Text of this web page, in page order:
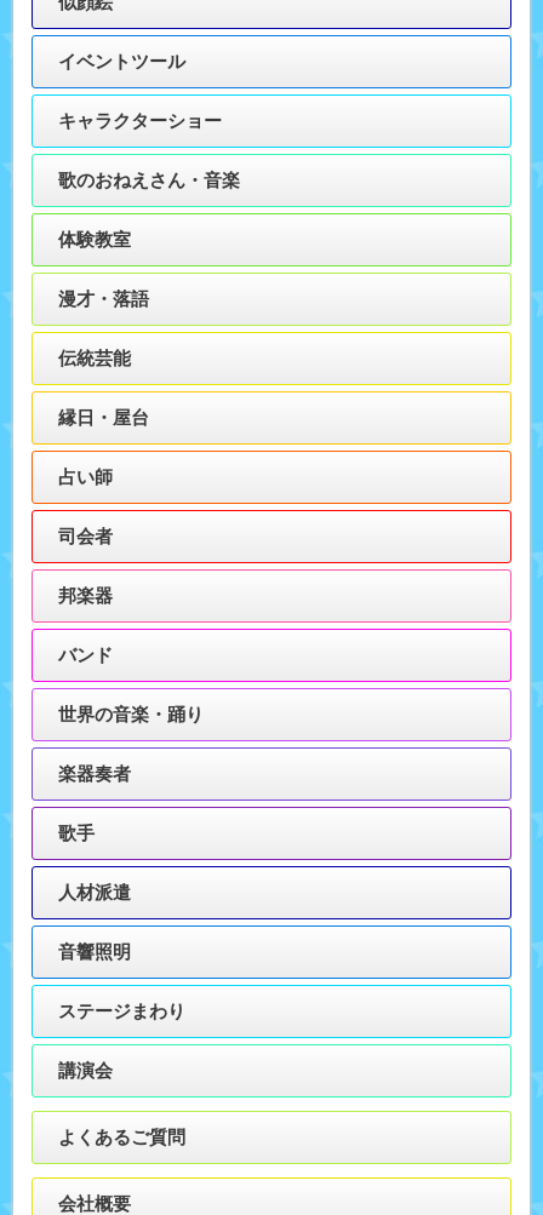
イベントツール
キャラクターショー
歌のおねえさん・音楽
体験教室
漫才・落語
伝統芸能
縁日・屋台
占い師
司会者
邦楽器
バンド
世界の音楽・踊り
楽器奏者
歌手
人材派遣
音響照明
ステージまわり
講演会
よくあるご質問
会社概要